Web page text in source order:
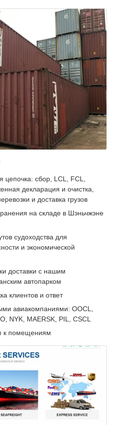
цепочка: сбор, LCL, FCL,
декларация и очистка,
и доставка грузов
на складе в Шэньчжэне
судоходства для
и экономической
доставки с нашим
автопарком
клиентов и ответ
авиакомпаниями: OOCL,
NYK, MAERSK, PIL, CSCL
к помещениям